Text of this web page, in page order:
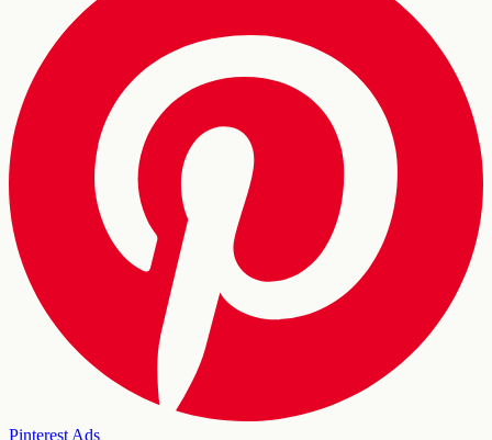
Pinterest Ads